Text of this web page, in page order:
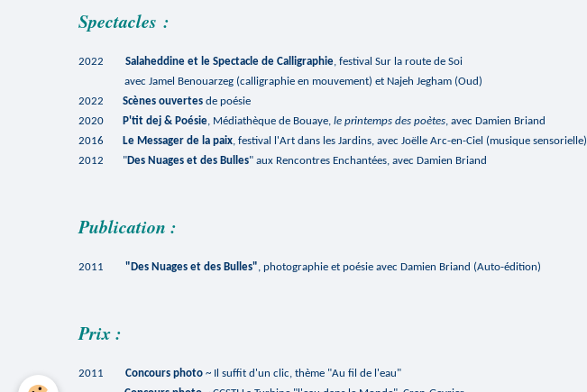
Spectacles :
2022 Salaheddine et le Spectacle de Calligraphie, festival Sur la route de Soi
avec Jamel Benouarzeg (calligraphie en mouvement) et Najeh Jegham (Oud)
2022
Scènes ouvertes de poésie
2020
P'tit dej & Poésie, Médiathèque de Bouaye, le printemps des poètes, avec Damien Briand
2016
Le Messager de la paix, festival l'Art dans les Jardins, avec Joëlle Arc-en-Ciel (musique sensorielle)
2012 "Des Nuages et des Bulles" aux Rencontres Enchantées, avec Damien Briand
Publication :
2011 "Des Nuages et des Bulles", photographie et poésie avec Damien Briand (Auto-édition)
Prix :
2011 Concours photo ~ Il suffit d'un clic, thème "Au fil de l'eau"